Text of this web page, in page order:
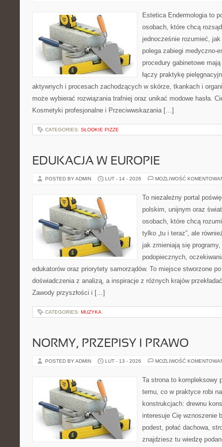
Estetica Endermologia to
osobach, które chcą
jednocześnie rozumieć,
polega zabiegi medyczno-
procedury gabinetowe
łączy praktykę
aktywnych i procesach zachodzących w skórze, tkankach i
może wybierać rozwiązania trafniej oraz unikać modowe hasła.
Kosmetyki profesjonalne i Przeciwwskazania […]
CATEGORIES: SŁODKIE PIZZE
EDUKACJA W EUROPIE
POSTED BY ADMIN LUT - 14 - 2026 MOŻLIWOŚĆ
To niezależny portal
polskim, unijnym oraz
osobach, które chcą
tylko „tu i teraz”, ale
jak zmieniają się
podopiecznych,
edukatorów oraz priorytety samorządów. To miejsce stworzone
doświadczenia z analizą, a inspiracje z różnych krajów
Zawody przyszłości i […]
CATEGORIES: MUZYKA
NORMY, PRZEPISY I PRAWO
POSTED BY ADMIN LUT - 13 - 2026 MOŻLIWOŚĆ
Ta strona to kompleksowy
temu, co w praktyce robi
konstrukcjach: drewnu
interesuje Cię wznoszenie
podest, połać dachowa,
znajdziesz tu wiedzę